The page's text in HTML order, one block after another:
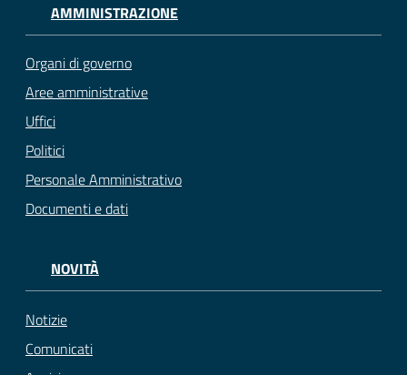
AMMINISTRAZIONE
Organi di governo
Aree amministrative
Uffici
Politici
Personale Amministrativo
Documenti e dati
NOVITÀ
Notizie
Comunicati